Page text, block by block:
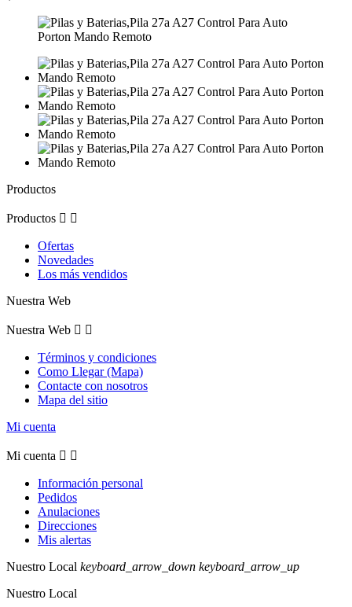
Productos
Productos  
Ofertas
Novedades
Los más vendidos
Nuestra Web
Nuestra Web  
Términos y condiciones
Como Llegar (Mapa)
Contacte con nosotros
Mapa del sitio
Mi cuenta
Mi cuenta  
Información personal
Pedidos
Anulaciones
Direcciones
Mis alertas
Nuestro Local keyboard_arrow_down keyboard_arrow_up
Nuestro Local